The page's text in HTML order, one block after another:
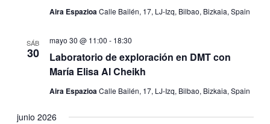
Aira EspazioaCalle Bailén, 17, LJ-Izq, Bilbao, Bizkaia, Spain
SÁB
30
Laboratorio de exploración en DMT con
María Elisa Al Cheikh
mayo 30 @ 11:00 - 18:30
Aira EspazioaCalle Bailén, 17, LJ-Izq, Bilbao, Bizkaia, Spain
junio 2026